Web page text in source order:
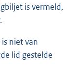
is vermeld,
niet van
lid gestelde